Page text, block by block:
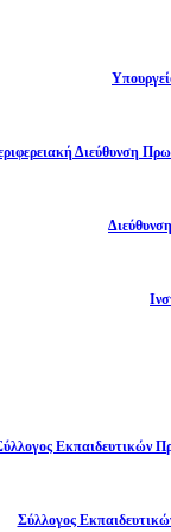
Διεύθυνση
Εκπαιδευτικών
Σύλλογος